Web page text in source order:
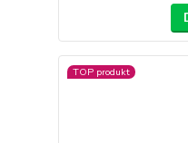
TOP produkt